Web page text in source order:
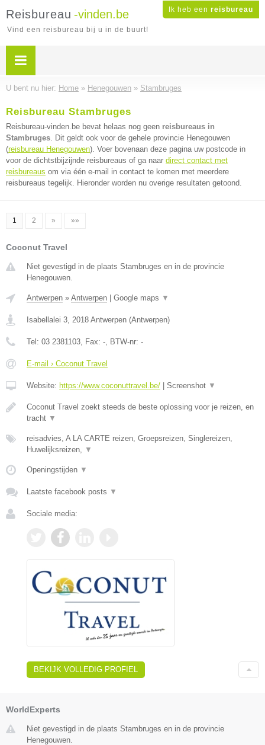
Ik heb een reisbureau
Reisbureau -vinden.be
Vind een reisbureau bij u in de buurt!
U bent nu hier: Home » Henegouwen » Stambruges
Reisbureau Stambruges
Reisbureau-vinden.be bevat helaas nog geen reisbureaus in
Stambruges. Dit geldt ook voor de gehele provincie Henegouwen
(reisbureau Henegouwen). Voer bovenaan deze pagina uw postcode in
voor de dichtstbijzijnde reisbureaus of ga naar direct contact met
reisbureaus om via één e-mail in contact te komen met meerdere
reisbureaus tegelijk. Hieronder worden nu overige resultaten getoond.
1 2 » »»
Coconut Travel
Niet gevestigd in de plaats Stambruges en in de provincie
Henegouwen.
Antwerpen » Antwerpen Google maps ▼
Isabellalei 3, 2018 Antwerpen (Antwerpen)
Tel: 03 2381103, Fax: -, BTW-nr: -
E-mail › Coconut Travel
Website: https://www.coconuttravel.be/ Screenshot ▼
Coconut Travel zoekt steeds de beste oplossing voor je reizen, en
tracht ▼
reisadvies, A LA CARTE reizen, Groepsreizen, Singlereizen,
Huwelijksreizen, ▼
Openingstijden ▼
Laatste facebook posts ▼
Sociale media:
BEKIJK VOLLEDIG PROFIEL
WorldExperts
Niet gevestigd in de plaats Stambruges en in de provincie
Henegouwen.